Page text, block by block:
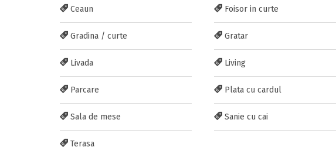
Ceaun Foisor in curte
Gradina / curte Gratar
Livada Living
Parcare Plata cu cardul
Sala de mese Sanie cu cai
Terasa